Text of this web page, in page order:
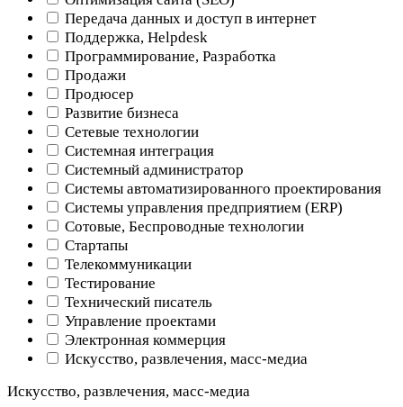
Передача данных и доступ в интернет
Поддержка, Helpdesk
Программирование, Разработка
Продажи
Продюсер
Развитие бизнеса
Сетевые технологии
Системная интеграция
Системный администратор
Системы автоматизированного проектирования
Системы управления предприятием (ERP)
Сотовые, Беспроводные технологии
Стартапы
Телекоммуникации
Тестирование
Технический писатель
Управление проектами
Электронная коммерция
Искусство, развлечения, масс-медиа
Искусство, развлечения, масс-медиа